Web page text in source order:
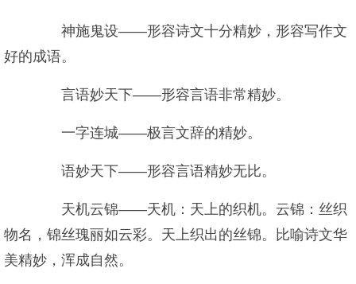
神施鬼设——形容诗文十分精妙，形容写作文
好的成语。
言语妙天下——形容言语非常精妙。
一字连城——极言文辞的精妙。
语妙天下——形容言语精妙无比。
天机云锦——天机：天上的织机。云锦：丝织
物名，锦丝瑰丽如云彩。天上织出的丝锦。比喻诗文华
美精妙，浑成自然。